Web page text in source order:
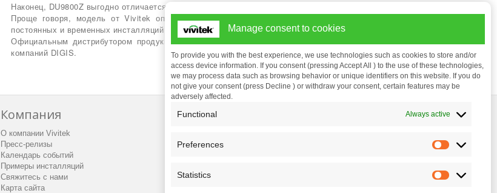
Наконец, DU9800Z выгодно отличается от большинства конкурентов демократичной ценой.
Проще говоря, модель от Vivitek оптимально подходит для проведения мероприятий,
постоянных и временных инсталляций с фиксированным или ограниченным бюджетом.
Официальным дистрибутором продукции Vivitek на территории России является группа
компаний DIGIS.
Компания
О компании Vivitek
Пресс-релизы
Календарь событий
Примеры инсталляций
Свяжитесь с нами
Карта сайта
Поддержка
Техническая поддержка
Академия Vivitek
Manage consent to cookies
To provide you with the best experience, we use technologies such as cookies to store and/or
access device information. If you consent (pressing Accept All ) to the use of these technologies,
we may process data such as browsing behavior or unique identifiers on this website. If you do
not give your consent (press Decline ) or withdraw your consent, certain features may be
adversely affected.
Functional Always active
Preferences
Statistics